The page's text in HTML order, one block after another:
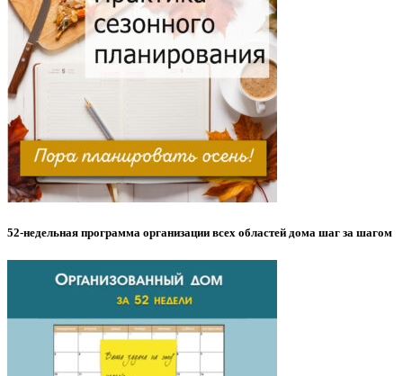
52-недельная программа организации всех областей дома шаг за шагом